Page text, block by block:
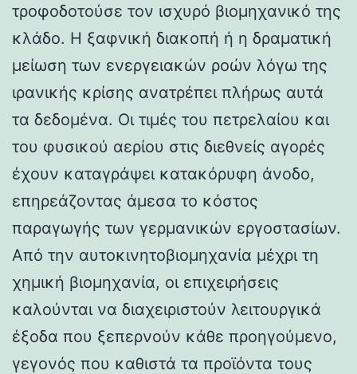
τροφοδοτούσε τον ισχυρό βιομηχανικό της
κλάδο. Η ξαφνική διακοπή ή η δραματική
μείωση των ενεργειακών ροών λόγω της
ιρανικής κρίσης ανατρέπει πλήρως αυτά
τα δεδομένα. Οι τιμές του πετρελαίου και
του φυσικού αερίου στις διεθνείς αγορές
έχουν καταγράψει κατακόρυφη άνοδο,
επηρεάζοντας άμεσα το κόστος
παραγωγής των γερμανικών εργοστασίων.
Από την αυτοκινητοβιομηχανία μέχρι τη
χημική βιομηχανία, οι επιχειρήσεις
καλούνται να διαχειριστούν λειτουργικά
έξοδα που ξεπερνούν κάθε προηγούμενο,
γεγονός που καθιστά τα προϊόντα τους